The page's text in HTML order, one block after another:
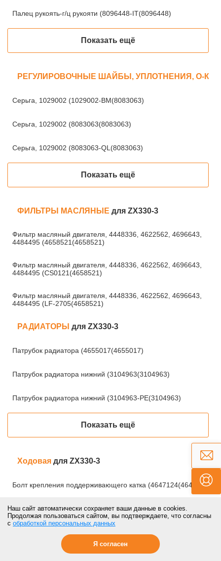
Палец рукоять-г/ц рукояти (8096448-IT(8096448)
Показать ещё
РЕГУЛИРОВОЧНЫЕ ШАЙБЫ, УПЛОТНЕНИЯ, О-
Серьга, 1029002 (1029002-BM(8083063)
Серьга, 1029002 (8083063(8083063)
Серьга, 1029002 (8083063-QL(8083063)
Показать ещё
ФИЛЬТРЫ МАСЛЯНЫЕ для ZX330-3
Фильтр масляный двигателя, 4448336, 4622562, 4696643,
4484495 (4658521(4658521)
Фильтр масляный двигателя, 4448336, 4622562, 4696643,
4484495 (CS0121(4658521)
Фильтр масляный двигателя, 4448336, 4622562, 4696643,
4484495 (LF-2705(4658521)
РАДИАТОРЫ для ZX330-3
Патрубок радиатора (4655017(4655017)
Патрубок радиатора нижний (3104963(3104963)
Патрубок радиатора нижний (3104963-PE(3104963)
Показать ещё
Ходовая для ZX330-3
Болт крепления поддерживающего катка (4647124(4647124)
Болт крепления поддерживающего катка (4647124-
QL(4647124)
Болт крепления поддерживающего катка (951800-IT(4647124)
Наш сайт автоматически сохраняет ваши данные в cookies.
Продолжая пользоваться сайтом, вы подтверждаете, что согласны
с обработкой персональных данных
Я согласен